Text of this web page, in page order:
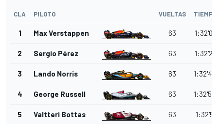
CLA PILOTO VUELTAS TIEMPO
1 Max Verstappen 63
2 Sergio Pérez 63
3 Lando Norris 63
4 George Russell 63
5 Valtteri Bottas 63